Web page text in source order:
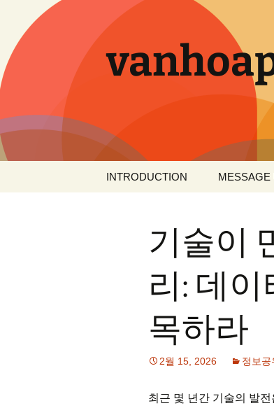
로
건
너
INTRODUCTION MESSAGE
기술이
리: 데
목하라
2월 15, 2026 정보공
최근 몇 년간 기술의 발